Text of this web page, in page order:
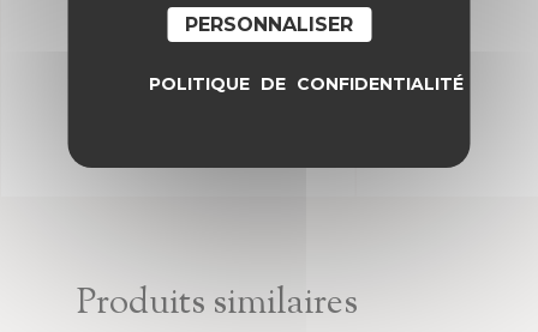
Produits similaires
PERSONNALISER
POLITIQUE DE CONFIDENTIALITÉ